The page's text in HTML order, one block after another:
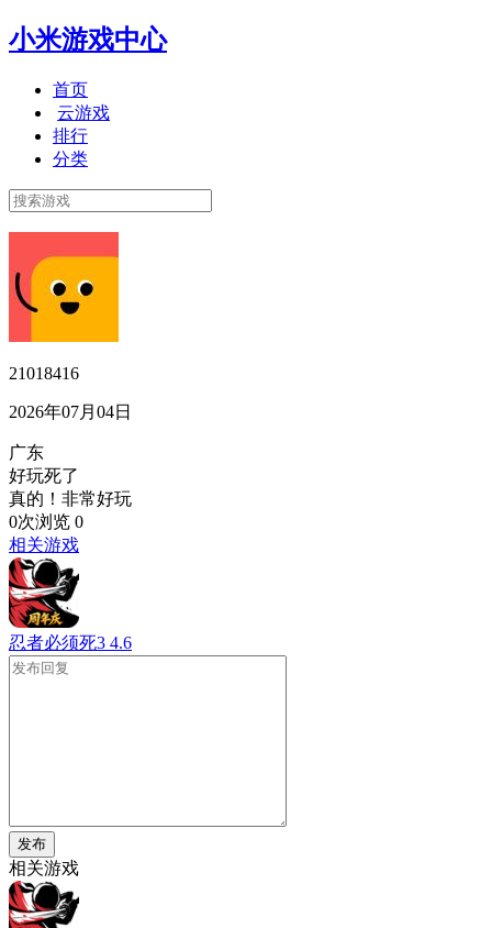
小米游戏中心
首页
云游戏
排行
分类
21018416
2026年07月04日
广东
好玩死了
真的！非常好玩
0次浏览 0
相关游戏
忍者必须死3 4.6
发布
相关游戏